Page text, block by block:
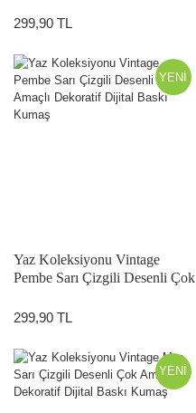
Kumaş
299,90 TL
YENİ
Yaz Koleksiyonu Vintage
Pembe Sarı Çizgili Desenli Çok
Kumaş
299,90 TL
YENİ